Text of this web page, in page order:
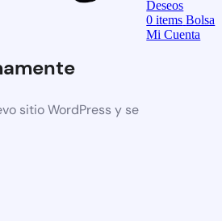
sitio WordPress y se
Deseos
0items Bolsa
Mi Cuenta